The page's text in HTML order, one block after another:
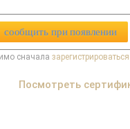
сообщить при появлении
сначала зарегистрироваться
Посмотреть